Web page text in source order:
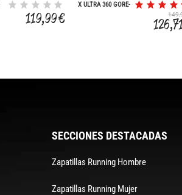
119,99 €
X ULTRA 360 GORE-
SECCIONES DESTACADAS
Zapatillas Running Hombre
Zapatillas Running Mujer